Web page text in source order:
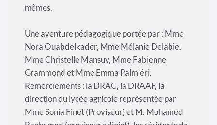
mêmes.
Une aventure pédagogique portée par : Mme
Nora Ouabdelkader, Mme Mélanie Delabie,
Mme Christelle Mansuy, Mme Fabienne
Grammond et Mme Emma Palmiéri.
Remerciements : la DRAC, la DRAAF, la
direction du lycée agricole représentée par
Mme Sonia Finet (Proviseur) et M. Mohamed